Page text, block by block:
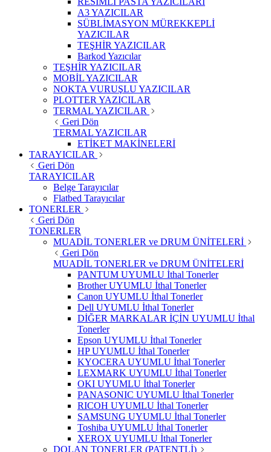
A3 YAZICILAR
SÜBLİMASYON MÜREKKEPLİ
YAZICILAR
TEŞHİR YAZICILAR
Barkod Yazıcılar
TEŞHİR YAZICILAR
MOBİL YAZICILAR
NOKTA VURUŞLU YAZICILAR
PLOTTER YAZICILAR
TERMAL YAZICILAR
Geri Dön
TERMAL YAZICILAR
ETİKET MAKİNELERİ
TARAYICILAR
Geri Dön
TARAYICILAR
Belge Tarayıcılar
Flatbed Tarayıcılar
TONERLER
Geri Dön
TONERLER
MUADİL TONERLER ve DRUM ÜNİTELERİ
Geri Dön
MUADİL TONERLER ve DRUM ÜNİTELERİ
PANTUM UYUMLU İthal Tonerler
Brother UYUMLU İthal Tonerler
Canon UYUMLU İthal Tonerler
Dell UYUMLU İthal Tonerler
DİĞER MARKALAR İÇİN UYUMLU İthal
Tonerler
Epson UYUMLU İthal Tonerler
HP UYUMLU İthal Tonerler
KYOCERA UYUMLU İthal Tonerler
LEXMARK UYUMLU İthal Tonerler
OKI UYUMLU İthal Tonerler
PANASONIC UYUMLU İthal Tonerler
RICOH UYUMLU İthal Tonerler
SAMSUNG UYUMLU İthal Tonerler
Toshiba UYUMLU İthal Tonerler
XEROX UYUMLU İthal Tonerler
DOLAN TONERLER (PATENTLİ)